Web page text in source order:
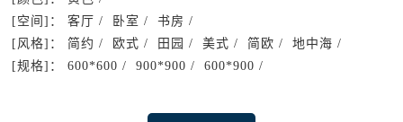
[空间]：
客厅 / 卧室 / 书房 /
[风格]：
简约 / 欧式 / 田园 / 美式 / 简欧 / 地中海 /
[规格]：
600*600 / 900*900 / 600*900 /